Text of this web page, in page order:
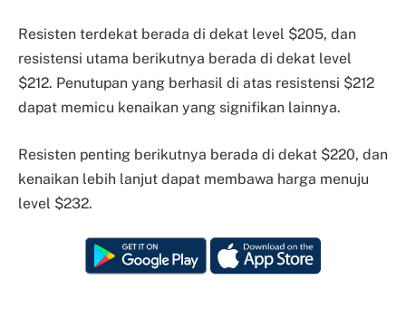
Resisten terdekat berada di dekat level $205, dan
resistensi utama berikutnya berada di dekat level
$212. Penutupan yang berhasil di atas resistensi $212
dapat memicu kenaikan yang signifikan lainnya.
Resisten penting berikutnya berada di dekat $220, dan
kenaikan lebih lanjut dapat membawa harga menuju
level $232.